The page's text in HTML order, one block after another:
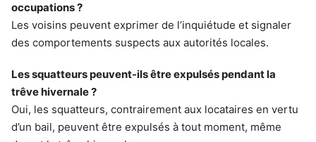
occupations ?
Les voisins peuvent exprimer de l’inquiétude et signaler
des comportements suspects aux autorités locales.
Les squatteurs peuvent-ils être expulsés pendant la
trêve hivernale ?
Oui, les squatteurs, contrairement aux locataires en vertu
d’un bail, peuvent être expulsés à tout moment, même